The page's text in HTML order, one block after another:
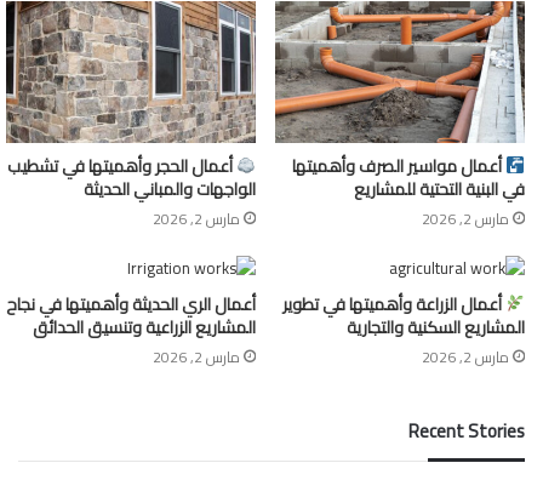
أعمال مواسير الصرف وأهميتها
في البنية التحتية للمشاريع
مارس 2, 2026
أعمال الحجر وأهميتها في تشطيب
الواجهات والمباني الحديثة
مارس 2, 2026
أعمال الزراعة وأهميتها في تطوير
المشاريع السكنية والتجارية
مارس 2, 2026
أعمال الري الحديثة وأهميتها في نجاح
المشاريع الزراعية وتنسيق الحدائق
مارس 2, 2026
Recent Stories